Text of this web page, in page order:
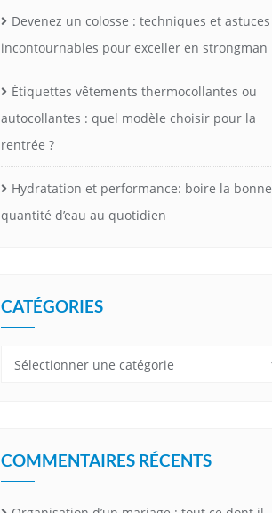
Devenez un colosse : techniques et astuces
incontournables pour exceller en strongman
Étiquettes vêtements thermocollantes ou
autocollantes : quel modèle choisir pour la
rentrée ?
Hydratation et performance: boire la bonne
quantité d’eau au quotidien
CATÉGORIES
Catégories
COMMENTAIRES RÉCENTS